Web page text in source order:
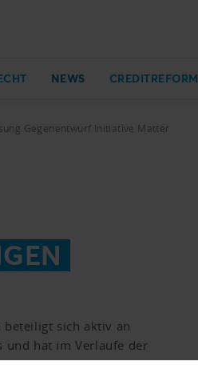
NEWS CREDITREFORM
Gegenentwurf Initiative Matter
beteiligt sich aktiv an
und hat im Verlaufe der